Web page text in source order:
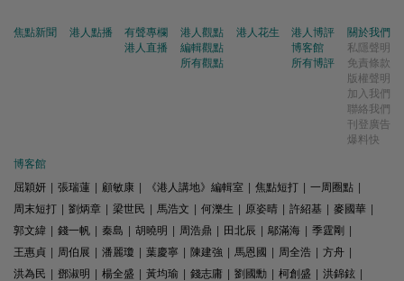
焦點新聞 港人點播
有聲專欄
港人直播
港人觀點
編輯觀點
所有觀點
港人花生
港人博評
博客館
所有博評
關於我們
私隱聲明
免責條款
版權聲明
加入我們
聯絡我們
刊登廣告
爆料快
博客館
屈穎妍
張瑞蓮 顧敏康 《港人講地》編輯室 焦點短打 一周圈點
周末短打
劉炳章 梁世民 馬浩文 何濼生 原姿晴 許紹基 麥國華
郭文緯
錢一帆 秦島 胡曉明 周浩鼎 田北辰 鄔滿海 季霆剛
王惠貞
周伯展 潘麗瓊 葉慶寧 陳建強 馬恩國 周全浩 方舟
洪為民
鄧淑明 楊全盛 黃均瑜 錢志庸 劉國勳 柯創盛 洪錦鉉